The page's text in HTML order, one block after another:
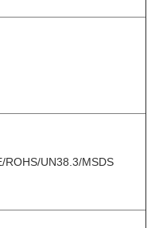
ROHS/UN38.3/MSDS